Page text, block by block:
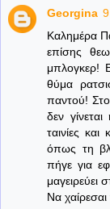
Georgina
Καλημέρα
επίσης
μπλογκερ!
θύμα
παντού!
δεν
ταινίες και
όπως τη
πήγε για
μαγειρεύει
Να